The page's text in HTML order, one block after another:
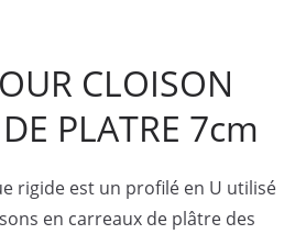
CLOISON
PLATRE 7cm
rigide est un profilé en U utilisé
en carreaux de plâtre des